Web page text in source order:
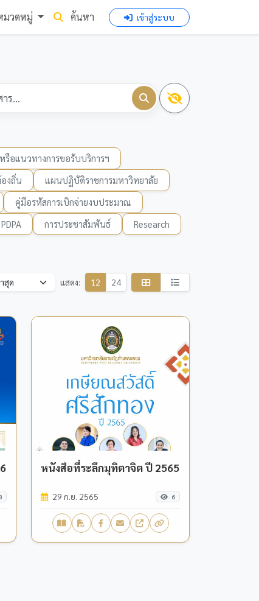
มวดหมู่ ค้นหา เข้าสู่ระบบ
รือแนวทางการขอรับบริการฯ
งถิ่น
แผนปฏิบัติราชการมหาวิทยาลัย
คู่มือรหัสการเบิกจ่ายงบประมาณ
การประชาสัมพันธ์
Research
แสดง: 12 24
หนังสือที่ระลึกมุทิตาจิต ปี 2565
29 ก.ย. 2565 6